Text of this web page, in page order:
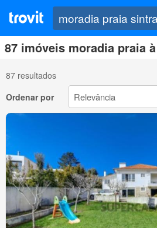
87 imóveis moradia praia
87 resultados
Ordenar por